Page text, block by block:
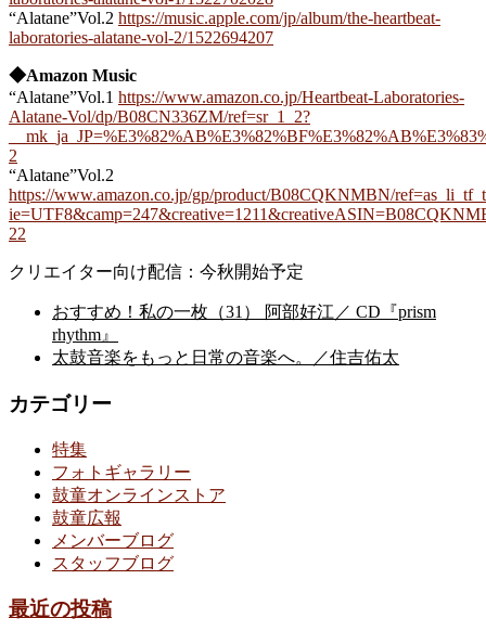
“Alatane”Vol.2 https://music.apple.com/jp/album/the-heartbeat-
laboratories-alatane-vol-2/1522694207
◆Amazon Music
“Alatane”Vol.1 https://www.amazon.co.jp/Heartbeat-Laboratories-
Alatane-Vol/dp/B08CN336ZM/ref=sr_1_2?
2
“Alatane”Vol.2
https://www.amazon.co.jp/gp/product/B08CQKNMBN/
22
クリエイター向け配信：今秋開始予定
おすすめ！私の一枚（31） 阿部好江／ CD『prism
rhythm』
太鼓音楽をもっと日常の音楽へ。／住吉佑太
カテゴリー
特集
フォトギャラリー
鼓童オンラインストア
鼓童広報
メンバーブログ
スタッフブログ
最近の投稿